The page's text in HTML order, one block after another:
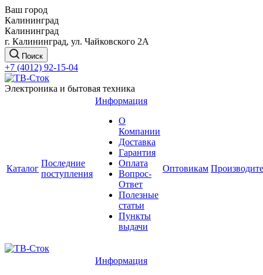
Ваш город
Калининград
Калининград
г. Калининград, ул. Чайковского 2А
Поиск
+7 (4012) 92-15-04
Электроника и бытовая техника
Каталог
Последние
поступления
Информация
О
Компании
Доставка
Гарантия
Оплата
Вопрос-
Ответ
Полезные
статьи
Пункты
выдачи
Оптовикам
Информация